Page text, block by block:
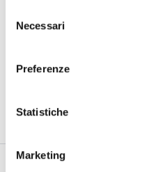
all'informativa:
https://
delNecessari
Preferenze
Statistiche
Marketing
Prova l'App Order